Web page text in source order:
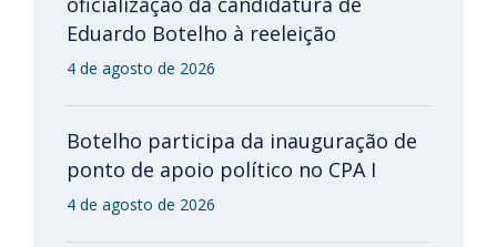
Eduardo Botelho à reeleição
4 de agosto de 2026
Botelho participa da inauguração de
ponto de apoio político no CPA I
4 de agosto de 2026